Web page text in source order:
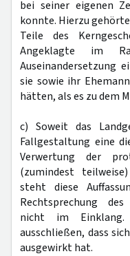
bei seiner eigenen
konnte. Hierzu
Teile des
Angeklagte im
Auseinandersetzung
sie sowie ihr
hätten, als es zu dem
c) Soweit das
Fallgestaltung eine
Verwertung der
(zumindest
steht diese
Rechtsprechung
nicht im
ausschließen, dass
ausgewirkt hat.